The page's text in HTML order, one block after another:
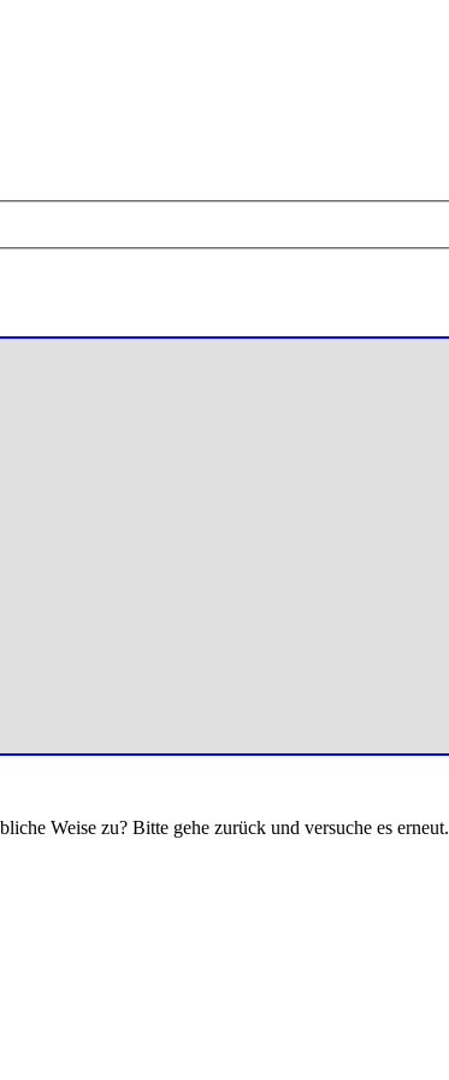
Weise zu? Bitte gehe zurück und versuche es erneut.